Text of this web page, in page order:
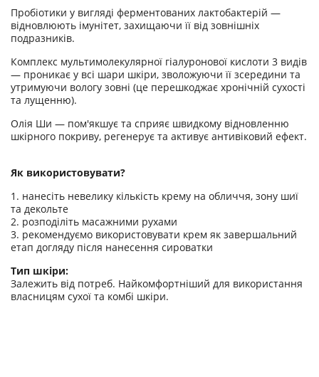
Пробіотики у вигляді ферментованих лактобактерій —
відновлюють імунітет, захищаючи її від зовнішніх
подразників.
Комплекс мультимолекулярної гіалуронової кислоти 3 видів
— проникає у всі шари шкіри, зволожуючи її зсередини та
утримуючи вологу зовні (це перешкоджає хронічній сухості
та лущенню).
Олія Ши — пом'якшує та сприяє швидкому відновленню
шкірного покриву, регенерує та активує антивіковий ефект.
Як використовувати?
1. нанесіть невелику кількість крему на обличчя, зону шиї
та декольте
2. розподіліть масажними рухами
3. рекомендуємо використовувати крем як завершальний
етап догляду після нанесення сироватки
Тип шкіри:
Залежить від потреб. Найкомфортніший для використання
власницям сухої та комбі шкіри.